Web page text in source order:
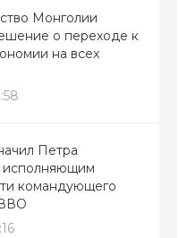
Монголии
о переходе к
на всех
Петра
исполняющим
командующего